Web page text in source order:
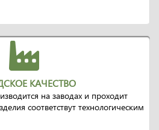
КАЧЕСТВО
на заводах и проходит
соответствут технологическим